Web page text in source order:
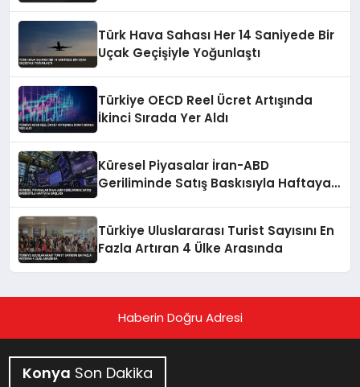
Türk Hava Sahası Her 14 Saniyede Bir
Uçak Geçişiyle Yoğunlaştı
Türkiye OECD Reel Ücret Artışında
İkinci Sırada Yer Aldı
Küresel Piyasalar İran-ABD
Geriliminde Satış Baskısıyla Haftaya
Türkiye Uluslararası Turist Sayısını En
Fazla Artıran 4 Ülke Arasında
Haberin Doğru Adresi
Konya Son Dakika